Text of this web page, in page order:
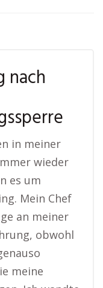
nach
in meiner
wieder
es um
Mein Chef
an meiner
obwohl
meine